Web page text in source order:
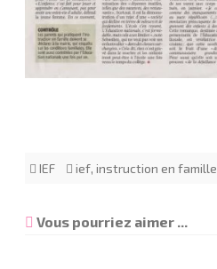
IEF ief, instruction en famille
Vous pourriez aimer ...